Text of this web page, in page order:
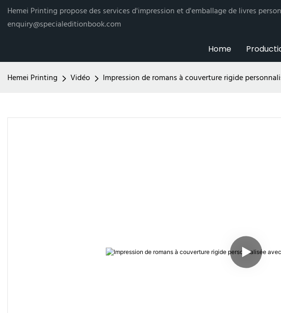
Hemei Printing propose des services d'impression et d'emballage de livres
enquiry@specialeditionbook.com
Home
Hemei Printing Vidéo Impression de romans à couverture rigide